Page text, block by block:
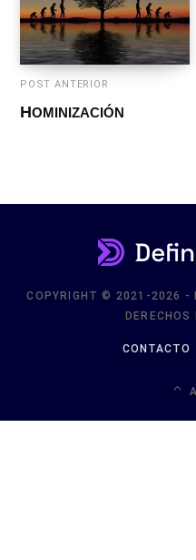
POST ANTERIOR
HOMINIZACIÓN
COPYRIGHT © 2021-2026 -
DERECHOS
CONTACTO